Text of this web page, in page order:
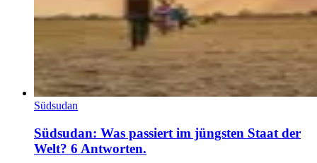
Südsudan
Südsudan: Was passiert im jüngsten Staat der
Welt? 6 Antworten.